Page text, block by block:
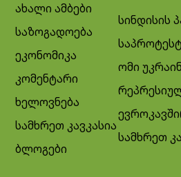
ახალი ამბები
საზოგადოება
ეკონომიკა
კომენტარი
ხელოვნება
სამხრეთ კავკასია
ბლოგები
სინდისის
ომი
სამხრეთ